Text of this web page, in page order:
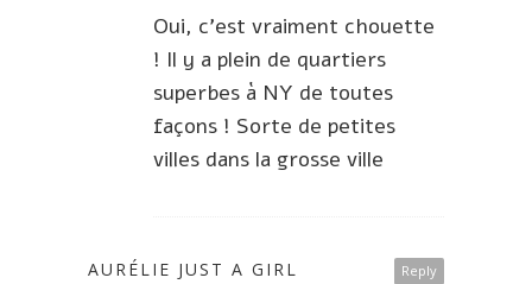
Oui, c’est vraiment chouette
! Il y a plein de quartiers
superbes à NY de toutes
façons ! Sorte de petites
villes dans la grosse ville
Reply
AURÉLIE JUST A GIRL